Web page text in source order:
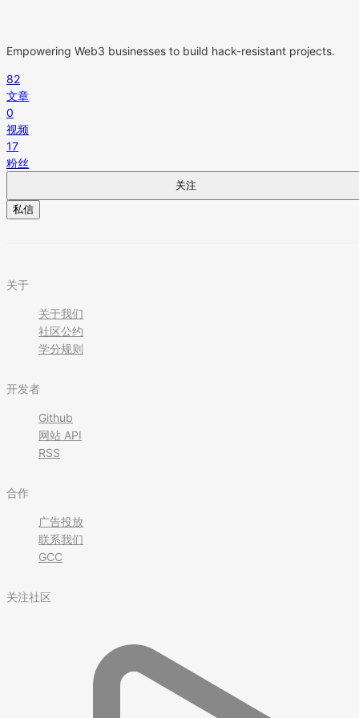
Empowering Web3 businesses to build hack-resistant projects.
82
文章
0
视频
17
粉丝
关注
私信
关于
关于我们
社区公约
学分规则
开发者
Github
网站 API
RSS
合作
广告投放
联系我们
GCC
关注社区